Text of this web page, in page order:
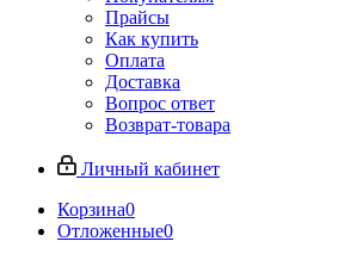
Прайсы
Как купить
Оплата
Доставка
Вопрос ответ
Возврат-товара
Личный кабинет
Корзина0
Отложенные0